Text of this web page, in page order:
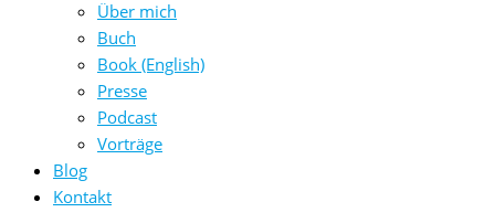
Über mich
Buch
Book (English)
Presse
Podcast
Vorträge
Blog
Kontakt